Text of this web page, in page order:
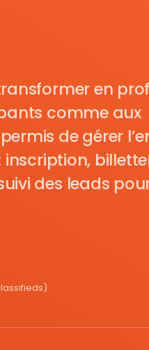
en
comme aux
de gérer
des leads